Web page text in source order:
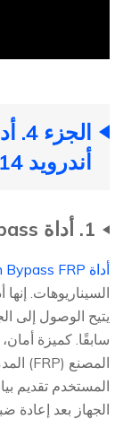
أندرويد 14 مجانًا
1. أداة vnROM Bypass
أداة Vnrom Bypass FRP
سابقًا. كميزة
الجهاز بعد إعادة